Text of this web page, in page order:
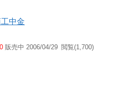
中金
販売中 2006/04/29 閲覧(1,700)